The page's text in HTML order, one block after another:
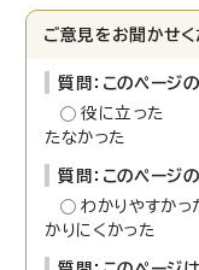
ご意見をお聞かせ
質問：このページ
役に立った
たなかった
質問：このページ
わかりやすか
かりにくかった